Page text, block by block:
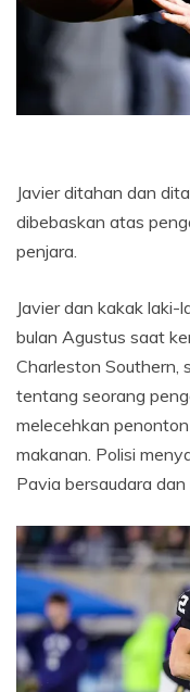
Javier ditahan dan
dibebaskan atas
penjara.
Javier dan kakak laki-
bulan Agustus saat
Charleston Southern,
tentang seorang
melecehkan
makanan. Polisi
Pavia bersaudara